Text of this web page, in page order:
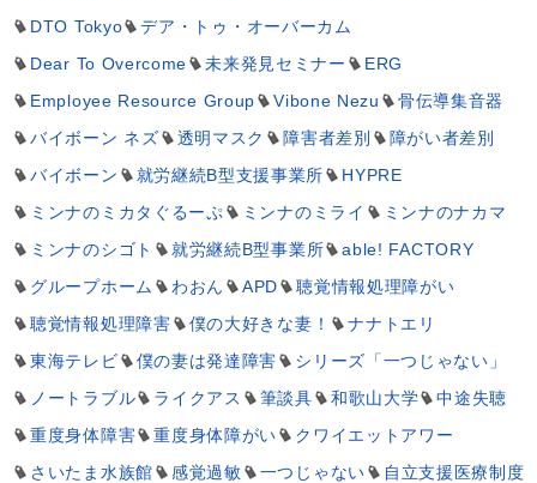
DTO Tokyo
デア・トゥ・オーバーカム
Dear To Overcome
未来発見セミナー
ERG
Employee Resource Group
Vibone Nezu
骨伝導集音器
バイボーン ネズ
透明マスク 障害者差別
障がい者差別
バイボーン
就労継続B型支援事業所
HYPRE
ミンナのミカタぐるーぷ
ミンナのミライ
ミンナのナカマ
ミンナのシゴト
就労継続B型事業所
able! FACTORY
グループホーム
わおん APD
聴覚情報処理障がい
聴覚情報処理障害
僕の大好きな妻！
ナナトエリ
東海テレビ
僕の妻は発達障害
シリーズ「一つじゃない」
ノートラブル
ライクアス 筆談具 和歌山大学
中途失聴
重度身体障害
重度身体障がい
クワイエットアワー
さいたま水族館
感覚過敏 一つじゃない
自立支援医療制度